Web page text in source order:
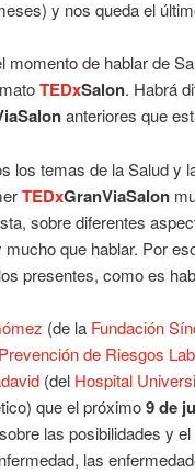
y nos queda el
momento de hablar de
TEDxSalon. Habrá
anteriores que
los temas de la Salud y
TEDxGranViaSalon
sobre diferentes
mucho que hablar. Por
presentes, como es
(de la Fundación
de Riesgos
(del Hospital
que el próximo9 de
sobre las posibilidades y
las